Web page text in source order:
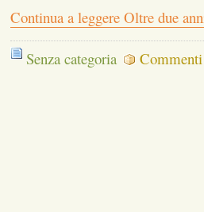
Continua a leggere Oltre due
Senza categoria